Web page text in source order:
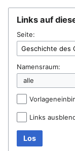
Links auf
Seite:
Namensraum:
Links
Los